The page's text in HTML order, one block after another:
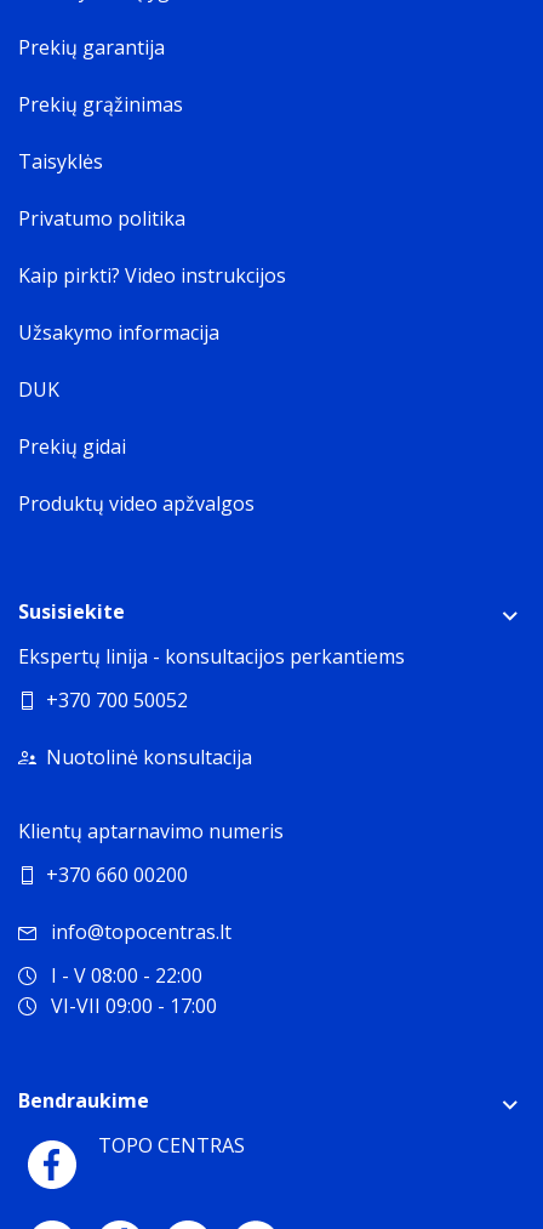
Prekių garantija
Prekių grąžinimas
Taisyklės
Privatumo politika
Kaip pirkti? Video instrukcijos
Užsakymo informacija
DUK
Prekių gidai
Produktų video apžvalgos
Susisiekite
Ekspertų linija - konsultacijos perkantiems
+370 700 50052
Nuotolinė konsultacija
Klientų aptarnavimo numeris
+370 660 00200
info@topocentras.lt
I - V 08:00 - 22:00
VI-VII 09:00 - 17:00
Bendraukime
TOPO CENTRAS